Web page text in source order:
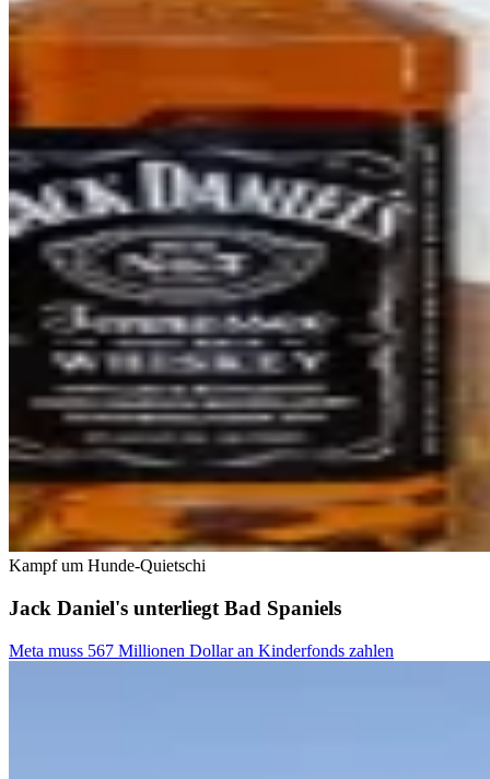
Kampf um Hunde-Quietschi
Jack Daniel's unterliegt Bad Spaniels
Meta muss 567 Millionen Dollar an Kinderfonds zahlen